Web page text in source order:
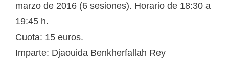
marzo de 2016 (6 sesiones). Horario de 18:30 a
19:45 h.
Cuota: 15 euros.
Imparte: Djaouida Benkherfallah Rey